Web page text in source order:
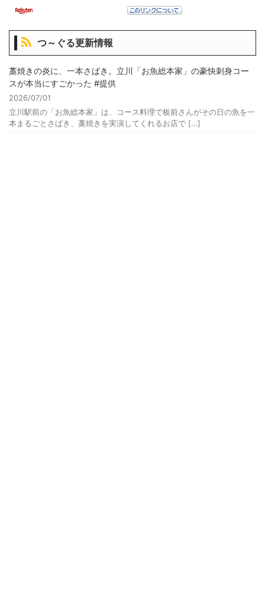
つ～ぐる更新情報
藁焼きの炎に、一本さばき。立川「お魚総本家」の豪快刺身コー
スが本当にすごかった #提供
2026/07/01
立川駅前の「お魚総本家」は、コース料理で板前さんがその日の魚を一
本まるごとさばき、藁焼きを実演してくれるお店で […]